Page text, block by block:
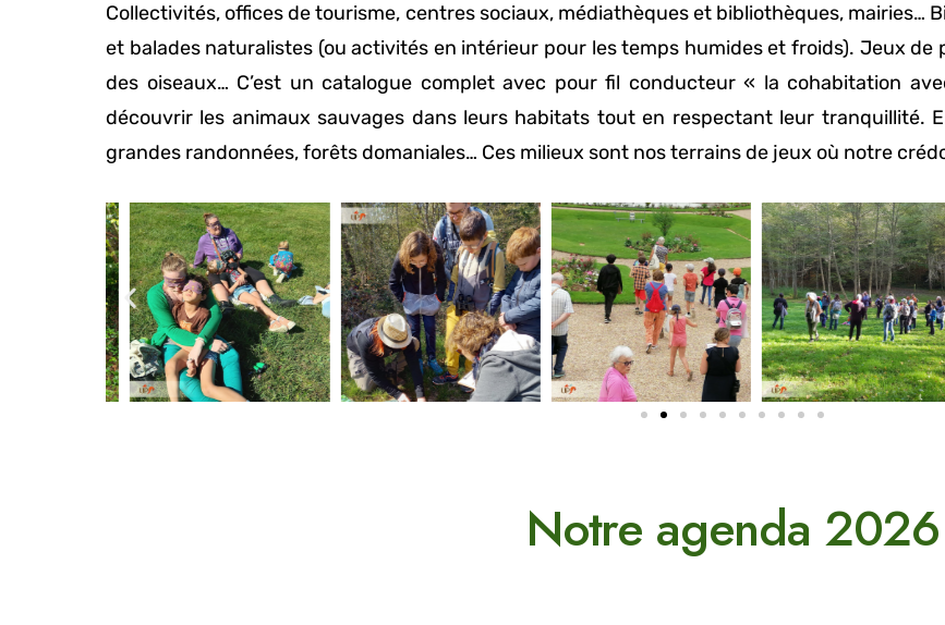
Collectivités, offices de tourisme, centres sociaux, médiathèques et bibliothèques, mairies…
et balades naturalistes (ou activités en intérieur pour les temps humides et froids). Jeux
des oiseaux… C’est un catalogue complet avec pour fil conducteur « la cohabitation
découvrir les animaux sauvages dans leurs habitats tout en respectant leur tranquillité.
grandes randonnées, forêts domaniales… Ces milieux sont nos terrains de jeux où notre
Notre agenda 2026